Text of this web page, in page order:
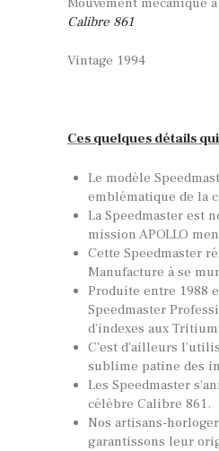
Calibre 861
Vintage 1994
Ces quelques détails
Le modèle
emblématique de la
La Speedmaster est
mission APOLLO
Cette Speedmaster
Manufacture à se
Produite entre 1988
Speedmaster
d’indexes aux
C’est d’ailleurs
sublime patine des
Les Speedmaster
célèbre Calibre 861.
Nos artisans-
garantissons leur